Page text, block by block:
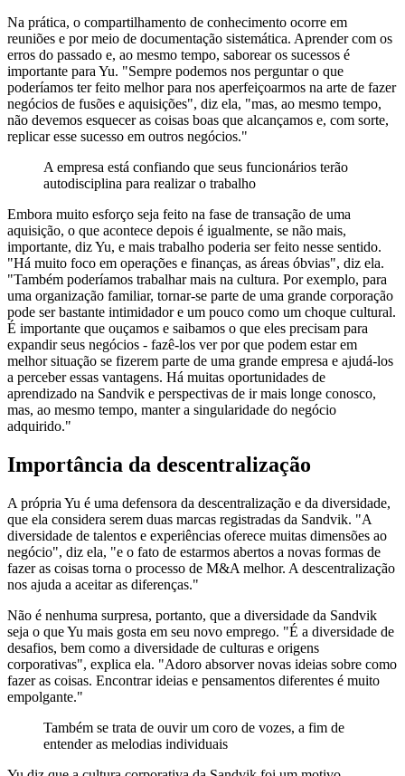
Na prática, o compartilhamento de conhecimento ocorre em
reuniões e por meio de documentação sistemática. Aprender com os
erros do passado e, ao mesmo tempo, saborear os sucessos é
importante para Yu. "Sempre podemos nos perguntar o que
poderíamos ter feito melhor para nos aperfeiçoarmos na arte de fazer
negócios de fusões e aquisições", diz ela, "mas, ao mesmo tempo,
não devemos esquecer as coisas boas que alcançamos e, com sorte,
replicar esse sucesso em outros negócios."
A empresa está confiando que seus funcionários terão
autodisciplina para realizar o trabalho
Embora muito esforço seja feito na fase de transação de uma
aquisição, o que acontece depois é igualmente, se não mais,
importante, diz Yu, e mais trabalho poderia ser feito nesse sentido.
"Há muito foco em operações e finanças, as áreas óbvias", diz ela.
"Também poderíamos trabalhar mais na cultura. Por exemplo, para
uma organização familiar, tornar-se parte de uma grande corporação
pode ser bastante intimidador e um pouco como um choque cultural.
É importante que ouçamos e saibamos o que eles precisam para
expandir seus negócios - fazê-los ver por que podem estar em
melhor situação se fizerem parte de uma grande empresa e ajudá-los
a perceber essas vantagens. Há muitas oportunidades de
aprendizado na Sandvik e perspectivas de ir mais longe conosco,
mas, ao mesmo tempo, manter a singularidade do negócio
adquirido."
Importância da descentralização
A própria Yu é uma defensora da descentralização e da diversidade,
que ela considera serem duas marcas registradas da Sandvik. "A
diversidade de talentos e experiências oferece muitas dimensões ao
negócio", diz ela, "e o fato de estarmos abertos a novas formas de
fazer as coisas torna o processo de M&A melhor. A descentralização
nos ajuda a aceitar as diferenças."
Não é nenhuma surpresa, portanto, que a diversidade da Sandvik
seja o que Yu mais gosta em seu novo emprego. "É a diversidade de
desafios, bem como a diversidade de culturas e origens
corporativas", explica ela. "Adoro absorver novas ideias sobre como
fazer as coisas. Encontrar ideias e pensamentos diferentes é muito
empolgante."
Também se trata de ouvir um coro de vozes, a fim de
entender as melodias individuais